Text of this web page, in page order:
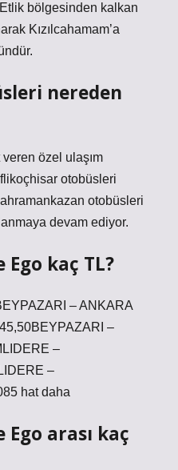
Etlik bölgesinden kalkan
Kızılcahamam’a
nereden
özel ulaşım
otobüsleri
otobüsleri
devam ediyor.
Ego kaç TL?
– ANKARA
–
–
–
hat daha
arası kaç